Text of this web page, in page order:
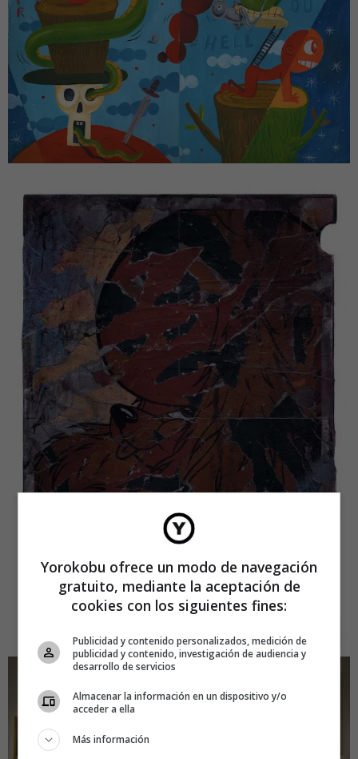
Yorokobu ofrece un modo de navegación
gratuito, mediante la aceptación de
cookies con los siguientes fines:
Publicidad y contenido personalizados, medición de
publicidad y contenido, investigación de audiencia y
desarrollo de servicios
Almacenar la información en un dispositivo y/o
acceder a ella
Más información